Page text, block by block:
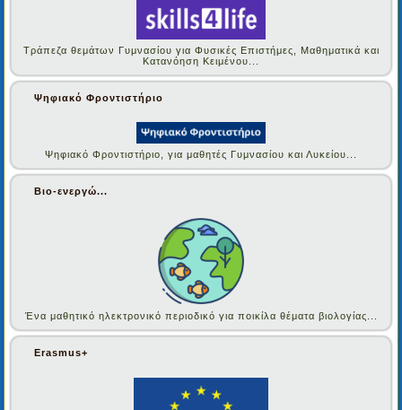
Τράπεζα θεμάτων Γυμνασίου για Φυσικές Επιστήμες, Μαθηματικά και
Κατανόηση Κειμένου...
Ψηφιακό Φροντιστήριο
Ψηφιακό Φροντιστήριο, για μαθητές Γυμνασίου και Λυκείου...
Βιο-ενεργώ...
Ένα μαθητικό ηλεκτρονικό περιοδικό για ποικίλα θέματα βιολογίας...
Erasmus+